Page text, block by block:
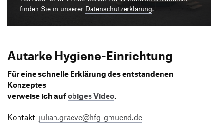
Transfer und Kooperation
Produktgestaltung B.A.
finden Sie in unserer Datenschutzerklärung.
Autarke Hygiene-Einrichtung
Für eine schnelle Erklärung des entstandenen
Konzeptes
verweise ich aufobiges Video.
Kontakt: julian.graeve@hfg-gmuend.de